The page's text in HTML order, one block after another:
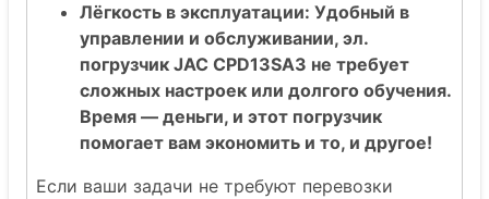
Лёгкость в эксплуатации: Удобный в
управлении и обслуживании, эл.
погрузчик JAC CPD13SA3 не требует
сложных настроек или долгого обучения.
Время — деньги, и этот погрузчик
помогает вам экономить и то, и другое!
Если ваши задачи не требуют перевозки